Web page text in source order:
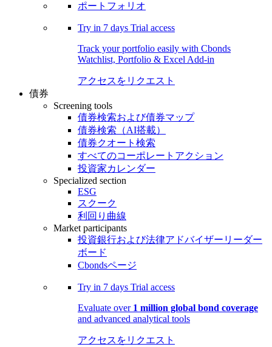
ポートフォリオ
Try in 7 days Trial access
Track your portfolio easily with Cbonds
Watchlist, Portfolio & Excel Add-in
アクセスをリクエスト
債券
Screening tools
債券検索および債券マップ
債券検索（AI搭載）
債券クオート検索
すべてのコーポレートアクション
投資家カレンダー
Specialized section
ESG
スクーク
利回り曲線
Market participants
投資銀行および法律アドバイザーリーダー
ボード
Cbondsページ
Try in 7 days Trial access
Evaluate over 1 million global bond coverage
and advanced analytical tools
アクセスをリクエスト